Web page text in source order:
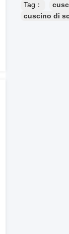
Tag：
cuscino di